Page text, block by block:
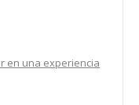
en una experiencia